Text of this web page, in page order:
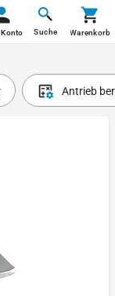
Suche Warenkorb
Antrieb